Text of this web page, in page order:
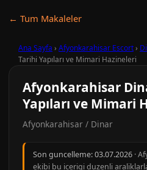
← Tum Makaleler
Ana Sayfa › Afyonkarahisar Escort›
Tarihi Yapıları ve Mimari Hazineleri
Afyonkarahisar
Yapıları ve Mimari
Afyonkarahisar / Dinar
Son guncelleme:03.07.2026 ·
ekibi bu icerigi duzenli